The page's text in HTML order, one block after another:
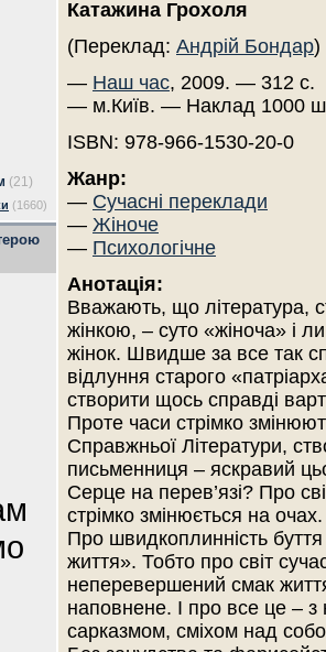
(21)
(1660)
Катажина Грохоля
(Переклад: Андрій Бондар)
— Наш час, 2009. — 312 с.
— м.Київ. — Наклад 1000
ISBN: 978-966-1530-20-0
Жанр:
— Сучасні переклади
— Жіноче
— Психологічне
Анотація:
Вважають, що література,
жінкою, – суто «жіноча» і
жінок. Швидше за все так
відлуння старого
створити щось справді
Проте часи стрімко
Справжньої Літератури,
письменниця – яскравий
Серце на перев’язі? Про
стрімко змінюється на
Про швидкоплинність
життя». Тобто про світ
неперевершений смак
наповнене. І про все це –
сарказмом, сміхом над